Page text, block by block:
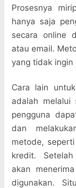
Prosesnya
hanya saja
secara online
atau email.
yang tidak ingin
Cara lain
adalah
pengguna
dan
metode,
kredit.
akan
digunakan.